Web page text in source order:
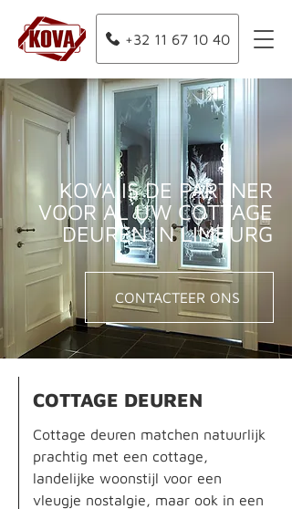
+32 11 67 10 40
KOVA IS DE PARTNER
VOOR AL UW COTTAGE
DEUREN IN LIMBURG
CONTACTEER ONS
COTTAGE DEUREN
Cottage deuren matchen natuurlijk
prachtig met een cottage,
landelijke woonstijl voor een
vleugje nostalgie, maar ook in een